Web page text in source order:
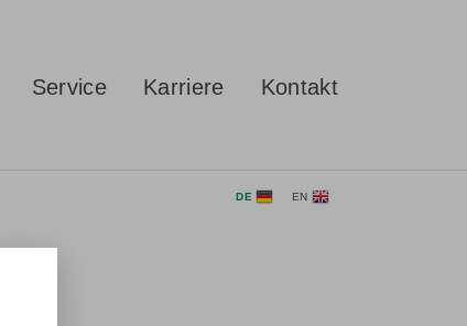
Service Karriere Kontakt
DE EN